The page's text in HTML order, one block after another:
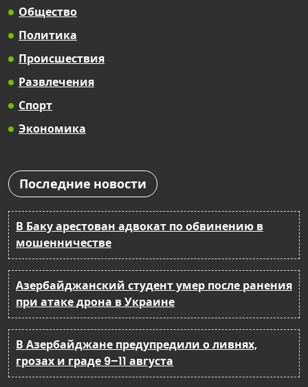
Общество
Политика
Происшествия
Развлечения
Спорт
Экономика
Последние новости
В Баку арестован адвокат по обвинению в
мошенничестве
Азербайджанский студент умер после ранения
при атаке дрона в Украине
В Азербайджане предупредили о ливнях,
грозах и граде 9–11 августа